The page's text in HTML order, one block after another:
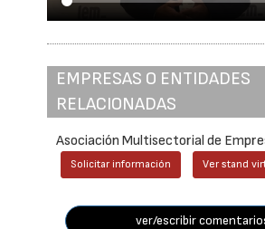
EMPRESAS O ENTIDADES
RELACIONADAS
Asociación Multisectorial de
Solicitar información Ver stand
ver/escribir